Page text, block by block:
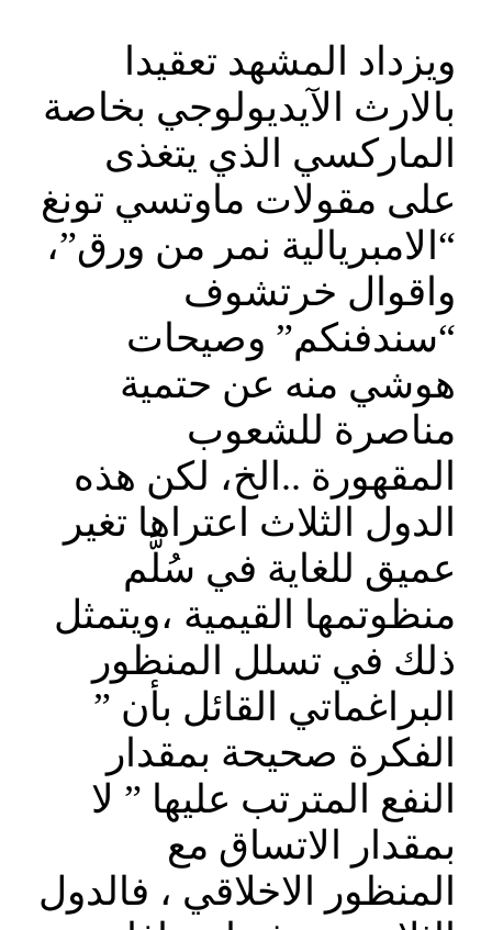
ويزداد المشهد تعقيدا
بالارث الآيديولوجي بخاصة
الماركسي الذي يتغذى
على مقولات ماوتسي تونغ
“الامبريالية نمر من ورق”،
واقوال خرتشوف
“سندفنكم” وصيحات
هوشي منه عن حتمية
مناصرة للشعوب
المقهورة ..الخ، لكن هذه
الدول الثلاث اعتراها تغير
عميق للغاية في سُلَّم
منظوتمها القيمية ،ويتمثل
ذلك في تسلل المنظور
البراغماتي القائل بأن ”
الفكرة صحيحة بمقدار
النفع المترتب عليها ” لا
بمقدار الاتساق مع
المنظور الاخلاقي ، فالدول